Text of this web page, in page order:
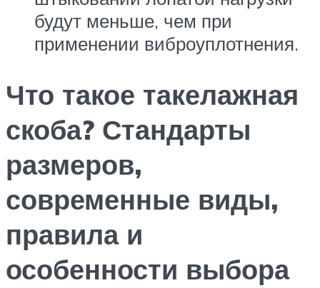
будут меньше, чем при
применении виброуплотнения.
Что такое такелажная
скоба? Стандарты
размеров,
современные виды,
правила и
особенности выбора